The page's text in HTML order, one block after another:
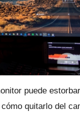
puede
quitarlo del